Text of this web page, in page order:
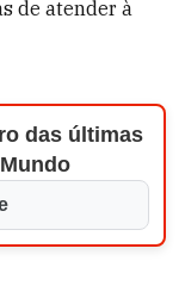
de atender à
das últimas